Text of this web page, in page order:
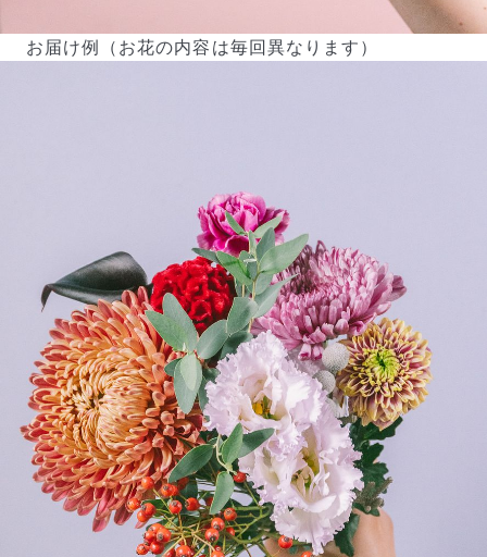
お届け例（お花の内容は毎回異なります）